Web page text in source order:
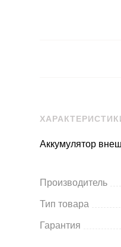
Аккумулятор
Производитель
Тип товара
Гарантия